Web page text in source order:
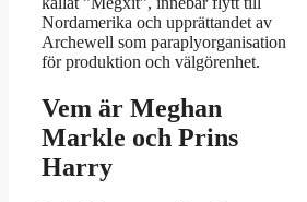
Nordamerika och upprättandet av
Archewell som paraplyorganisation
för produktion och välgörenhet.
Vem är Meghan
Markle och Prins
Harry